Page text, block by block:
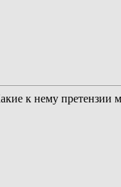
к нему претензии